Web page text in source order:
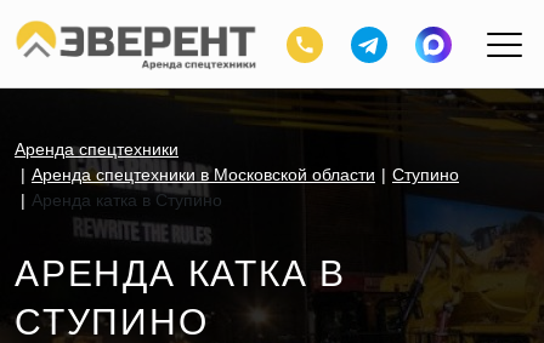
Аренда спецтехники
Аренда спецтехники в Московской области
Ступино
Аренда катка в Ступино
АРЕНДА КАТКА В
СТУПИНО